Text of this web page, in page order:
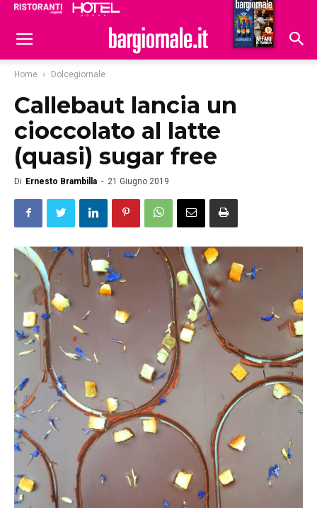
Hoteldomani
Home Dolcegiornale
Callebaut lancia un
cioccolato al latte
(quasi) sugar free
Di Ernesto Brambilla - 21 Giugno 2019